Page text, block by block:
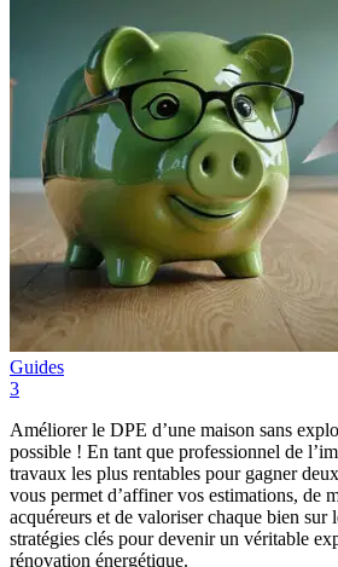
Guides
3
Améliorer le DPE d’une maison sans
possible ! En tant que professionnel de
travaux les plus rentables pour gagner
vous permet d’affiner vos estimations, de
acquéreurs et de valoriser chaque bien sur
stratégies clés pour devenir un véritable
rénovation énergétique.